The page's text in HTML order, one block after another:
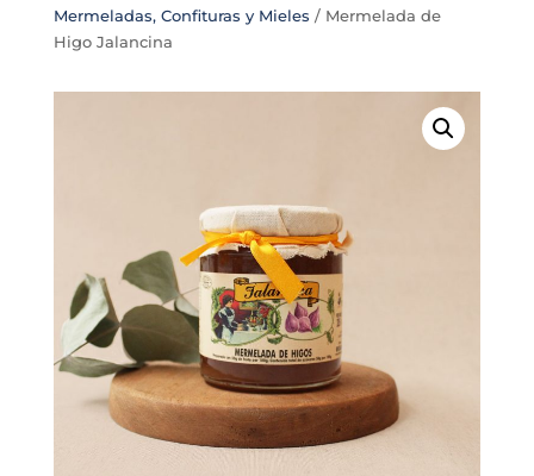
Mermeladas, Confituras y Mieles / Mermelada de
Higo Jalancina